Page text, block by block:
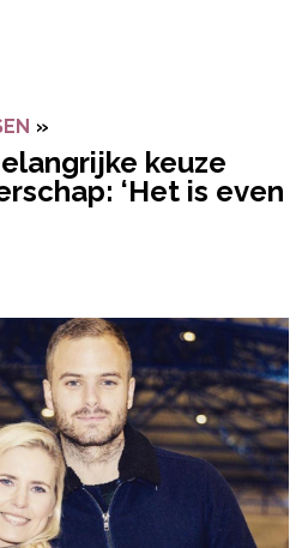
»
keuze
‘Het is even